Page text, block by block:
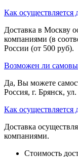
Как осуществляется
Доставка в Москву
компаниями (в
России (от 500 руб).
Возможен ли
Да, Вы можете
Россия, г. Брянск,
Как осуществляется
Доставка
компаниями.
Стоимость